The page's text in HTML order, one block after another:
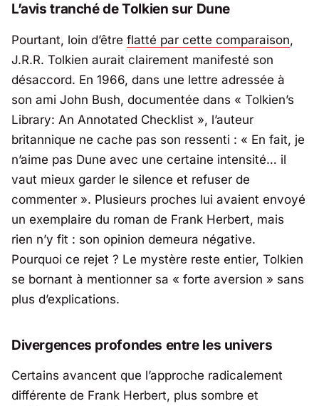
L’avis tranché de Tolkien sur Dune
Pourtant, loin d’être flatté par cette comparaison,
J.R.R. Tolkien aurait clairement manifesté son
désaccord. En 1966, dans une lettre adressée à
son ami John Bush, documentée dans « Tolkien’s
Library: An Annotated Checklist », l’auteur
britannique ne cache pas son ressenti : « En fait, je
n’aime pas Dune avec une certaine intensité… il
vaut mieux garder le silence et refuser de
commenter ». Plusieurs proches lui avaient envoyé
un exemplaire du roman de Frank Herbert, mais
rien n’y fit : son opinion demeura négative.
Pourquoi ce rejet ? Le mystère reste entier, Tolkien
se bornant à mentionner sa « forte aversion » sans
plus d’explications.
Divergences profondes entre les univers
Certains avancent que l’approche radicalement
différente de Frank Herbert, plus sombre et